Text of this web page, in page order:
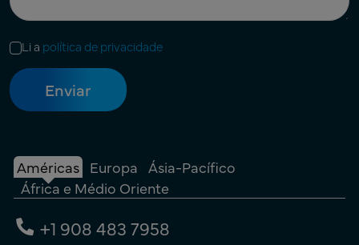
Li a política de privacidade
Américas Europa Ásia-Pacífico
África e Médio Oriente
+1 908 483 7958